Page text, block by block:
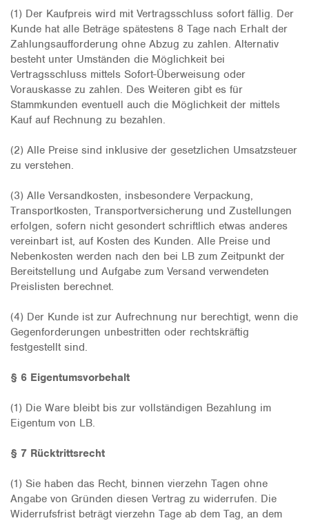
(1) Der Kaufpreis wird mit Vertragsschluss sofort fällig. Der
Kunde hat alle Beträge spätestens 8 Tage nach Erhalt der
Zahlungsaufforderung ohne Abzug zu zahlen. Alternativ
besteht unter Umständen die Möglichkeit bei
Vertragsschluss mittels Sofort-Überweisung oder
Vorauskasse zu zahlen. Des Weiteren gibt es für
Stammkunden eventuell auch die Möglichkeit der mittels
Kauf auf Rechnung zu bezahlen.
(2) Alle Preise sind inklusive der gesetzlichen Umsatzsteuer
zu verstehen.
(3) Alle Versandkosten, insbesondere Verpackung,
Transportkosten, Transportversicherung und Zustellungen
erfolgen, sofern nicht gesondert schriftlich etwas anderes
vereinbart ist, auf Kosten des Kunden. Alle Preise und
Nebenkosten werden nach den bei LB zum Zeitpunkt der
Bereitstellung und Aufgabe zum Versand verwendeten
Preislisten berechnet.
(4) Der Kunde ist zur Aufrechnung nur berechtigt, wenn die
Gegenforderungen unbestritten oder rechtskräftig
festgestellt sind.
§ 6 Eigentumsvorbehalt
(1) Die Ware bleibt bis zur vollständigen Bezahlung im
Eigentum von LB.
§ 7 Rücktrittsrecht
(1) Sie haben das Recht, binnen vierzehn Tagen ohne
Angabe von Gründen diesen Vertrag zu widerrufen. Die
Widerrufsfrist beträgt vierzehn Tage ab dem Tag, an dem